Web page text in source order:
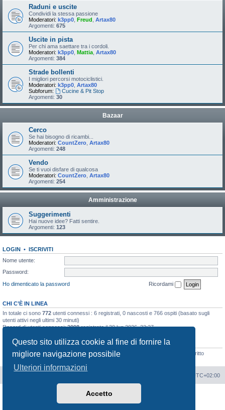
Questo sito utilizza cookie al fine di fornire la
migliore navigazione possibile
Ulteriori informazioni
Accetto
Raduni e uscite
Condividi la stessa passione
Moderatori: k3pp0 Freud Artax80
Argomenti: 675
Uscite in pista
Per chi ama saettare tra i cordoli.
Moderatori: k3pp0 Mattia Artax80
Argomenti: 384
Strade bollenti
I migliori percorsi motociclistici.
Moderatori: k3pp0 Artax80
Subforum:
Cucine & Pit Stop
Argomenti: 30
Bazaar
Cerco
Se hai bisogno di ricambi...
Moderatori: CountZero Artax80
Argomenti: 248
Vendo
Se ti vuoi disfare di qualcosa
Moderatori: CountZero Artax80
Argomenti: 254
Amministrazione
Suggerimenti
Hai nuove idee? Fatti sentire.
Argomenti: 123
LOGIN • ISCRIVITI
Nome utente:
Password:
Ho dimenticato la password
Ricordami
CHI C’È IN LINEA
In totale ci sono 772 utenti connessi : 6 registrati, 0 nascosti e 766 ospiti (basato sugli
utenti attivi negli ultimi 30 minuti)
Record di utenti connessi:2098registrato il 30 lug 2026, 23:27
STATISTICHE
Totale messaggi189351• Totale argomenti 8226
• Ultimo iscritto
UTC+02:00
phpBB® Forum Software © phpBB Limited
phpBB-Italia.it